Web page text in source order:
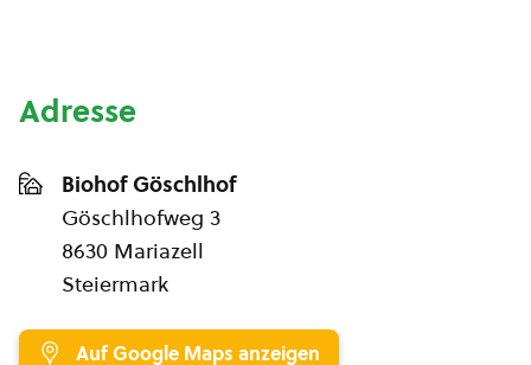
Adresse
Biohof Göschlhof
Göschlhofweg 3
8630 Mariazell
Steiermark
Auf Google Maps anzeigen